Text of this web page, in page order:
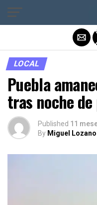
LOCAL
Puebla
tras noche
Published 11
By Miguel Lozano
Salir